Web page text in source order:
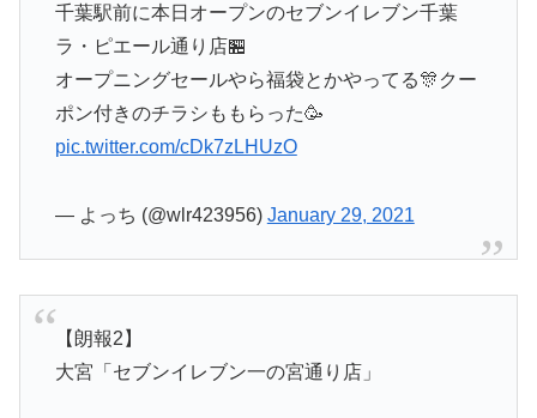
千葉駅前に本日オープンのセブンイレブン千葉
ラ・ピエール通り店🏪
オープニングセールやら福袋とかやってる🎊クー
ポン付きのチラシももらった🥳
pic.twitter.com/cDk7zLHUzO
— よっち (@wlr423956) January 29, 2021
【朗報2】
大宮「セブンイレブン一の宮通り店」